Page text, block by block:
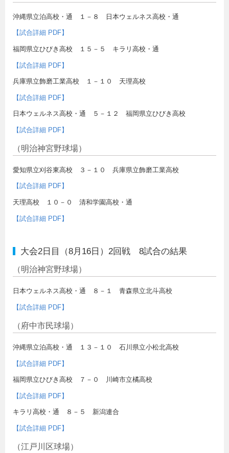
沖縄県立泊高校・通 １－８ 日本ウェルネス高校・通
【試合詳細 PDF】
福岡県立ひびき高校 １５－５ キラリ高校・通
【試合詳細 PDF】
兵庫県立飾磨工業高校 １－１０ 天理高校
【試合詳細 PDF】
日本ウェルネス高校・通 ５－１２ 福岡県立ひびき高校
【試合詳細 PDF】
（明治神宮野球場）
愛知県立刈谷東高校 ３－１０ 兵庫県立飾磨工業高校
【試合詳細 PDF】
天理高校 １０－０ 清和学園高校・通
【試合詳細 PDF】
大会2日目（8月16日）2回戦 8試合の結果
（明治神宮野球場）
日本ウェルネス高校・通 ８－１ 青森県立北斗高校
【試合詳細 PDF】
（府中市民球場）
沖縄県立泊高校・通 １３－１０ 石川県立小松北高校
【試合詳細 PDF】
福岡県立ひびき高校 ７－０ 川崎市立橘高校
【試合詳細 PDF】
キラリ高校・通 ８－５ 新潟連合
【試合詳細 PDF】
（江戸川区球場）